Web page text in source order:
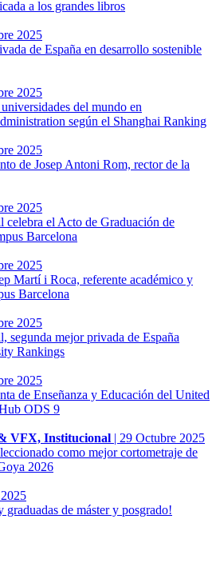
a los grandes libros
2025
de España en desarrollo sostenible
2025
del mundo en
según el Shanghai Ranking
2025
de Josep Antoni Rom, rector de la
2025
el Acto de Graduación de
Barcelona
2025
Martí i Roca, referente académico y
Barcelona
2025
mejor privada de España
Rankings
2025
de Enseñanza y Educación del United
ODS 9
VFX, Institucional | 29 Octubre 2025
como mejor cortometraje de
2026
graduadas de máster y posgrado!